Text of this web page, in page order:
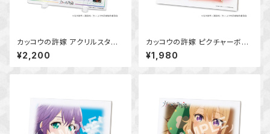
カッコウの許嫁 アクリルスタン
ドボード (海野 幸)
¥2,200
カッコウの許嫁 ピクチャーボー
ド大 (天野エリカ)
¥1,980